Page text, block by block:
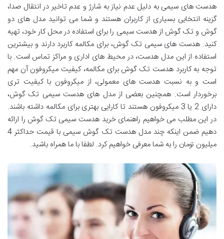
هدست های سیمی به دلیل عدم نیاز به شارژ و عدم تاخیر در انتقال صدا،
گزینه انتخابی بسیاری از کاربران هستند و شما می توانید مدل های دو
گوش و تک گوش از هدست سیمی را برای استفاده در محل کار خود، تهیه
کنید. هدست های سیمی تک گوش، برای مکالمه کاربرد دارند و بیشترین
استفاده از این مدل هدست، در محیط های اداری و مراکز تماس است. با
توجه به کاربرد هدست تک گوش برای مکالمه، کیفیت میکروفون آن مهم
است و به نسبت هدست های معمولی، از میکروفون با کیفیت تری
برخوردار است. همچنین بعضی از مدل های هدست سیمی تک گوش،
دارای 2 یا 3 میکروفون هستند تا کارایی بهتری برای مکالمه داشته باشند.
در این مطلب می خواهیم راهنمای خرید هدست سیمی تک گوش را ارائه
دهیم ضمن اینکه چند مدل هدست تک گوش سیمی با قیمت حداکثر 4
میلیون تومان را به شما معرفی خواهیم کرد. لطفا با ما همراه باشید.